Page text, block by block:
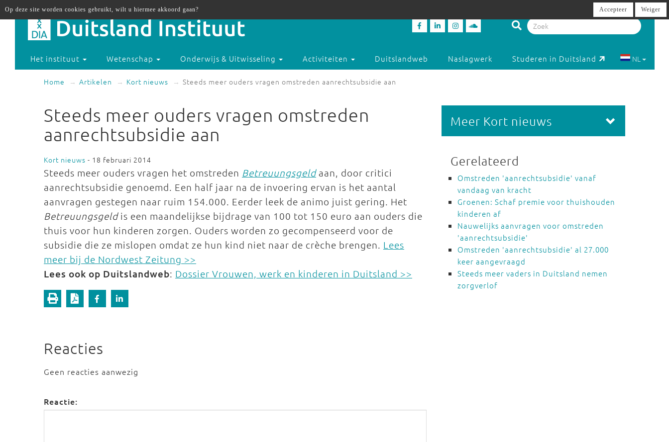
Het instituut Wetenschap Onderwijs & Uitwisseling Activiteiten Duitslandweb Naslagwerk Studeren in Duitsland NL
Home Artikelen Kort nieuws Steeds meer ouders vragen omstreden aanrechtsubsidie aan
Steeds meer ouders vragen omstreden
aanrechtsubsidie aan
Kort nieuws - 18 februari 2014
Steeds meer ouders vragen het omstreden Betreuungsgeldaan, door critici
aanrechtsubsidie genoemd. Een half jaar na de invoering ervan is het aantal
aanvragen gestegen naar ruim 154.000. Eerder leek de animo juist gering. Het
Betreuungsgeldis een maandelijkse bijdrage van 100 tot 150 euro aan ouders die
thuis voor hun kinderen zorgen. Ouders worden zo gecompenseerd voor de
subsidie die ze mislopen omdat ze hun kind niet naar de crèche brengen. Lees
meer bij de Nordwest Zeitung >>
Lees ook op Duitslandweb: Dossier Vrouwen, werk en kinderen in Duitsland >>
Reacties
Geen reacties aanwezig
Reactie:
Meer Kort nieuws
Gerelateerd
Omstreden 'aanrechtsubsidie' vanaf
vandaag van kracht
Groenen: Schaf premie voor thuishouden
kinderen af
Nauwelijks aanvragen voor omstreden
'aanrechtsubsidie'
Omstreden 'aanrechtsubsidie' al 27.000
keer aangevraagd
Steeds meer vaders in Duitsland nemen
zorgverlof
Op deze site worden cookies gebruikt, wilt u hiermee akkoord gaan? Accepteer Weiger